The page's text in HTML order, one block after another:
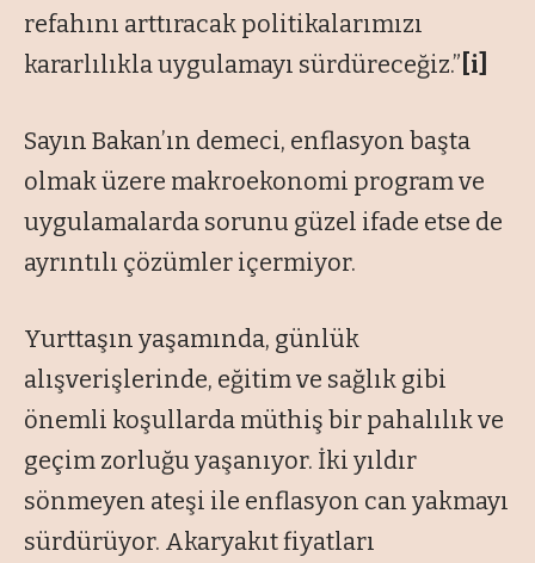
refahını arttıracak politikalarımızı
kararlılıkla uygulamayı sürdüreceğiz.” [i]
Sayın Bakan’ın demeci, enflasyon başta
olmak üzere makroekonomi program ve
uygulamalarda sorunu güzel ifade etse de
ayrıntılı çözümler içermiyor.
Yurttaşın yaşamında, günlük
alışverişlerinde, eğitim ve sağlık gibi
önemli koşullarda müthiş bir pahalılık ve
geçim zorluğu yaşanıyor. İki yıldır
sönmeyen ateşi ile enflasyon can yakmayı
sürdürüyor. Akaryakıt fiyatları